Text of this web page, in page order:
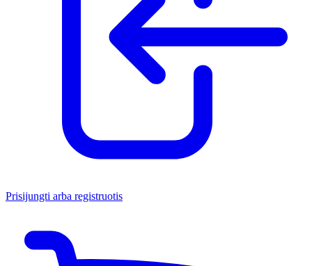
Prisijungti arba registruotis